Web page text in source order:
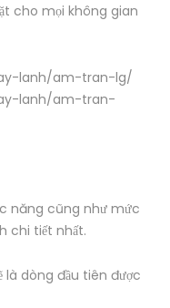
cho mọi không gian
lanh/am-tran-lg/
lanh/am-tran-
năng cũng như mức
chi tiết nhất.
là dòng đầu tiên được